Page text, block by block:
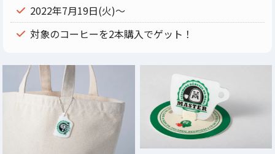
2022年7月19日(火)～
対象のコーヒーを2本購入でゲット！